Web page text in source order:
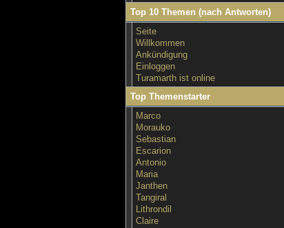
Top 10 Themen (nach Antworten)
Seite
Willkommen
Ankündigung
Einloggen
Turamarth ist online
Top Themenstarter
Marco
Morauko
Sebastian
Escarion
Antonio
Maria
Janthen
Tangiral
Lithrondil
Claire